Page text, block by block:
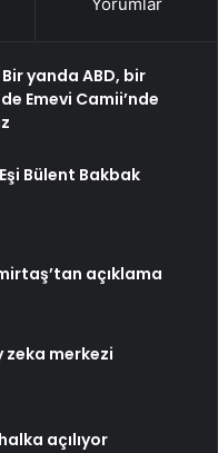
Yorumlar
yanda ABD, bir
Emevi Camii’nde
Bülent Bakbak
açıklama
zeka merkezi
açılıyor